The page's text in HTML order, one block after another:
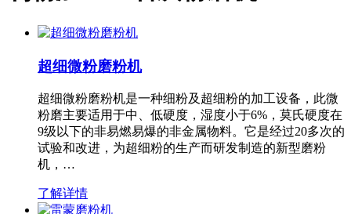
超细微粉磨粉机
超细微粉磨粉机是一种细粉及超细粉的加工设备，此微
粉磨主要适用于中、低硬度，湿度小于6%，莫氏硬度在
9级以下的非易燃易爆的非金属物料。它是经过20多次的
试验和改进，为超细粉的生产而研发制造的新型磨粉
机，…
了解详情